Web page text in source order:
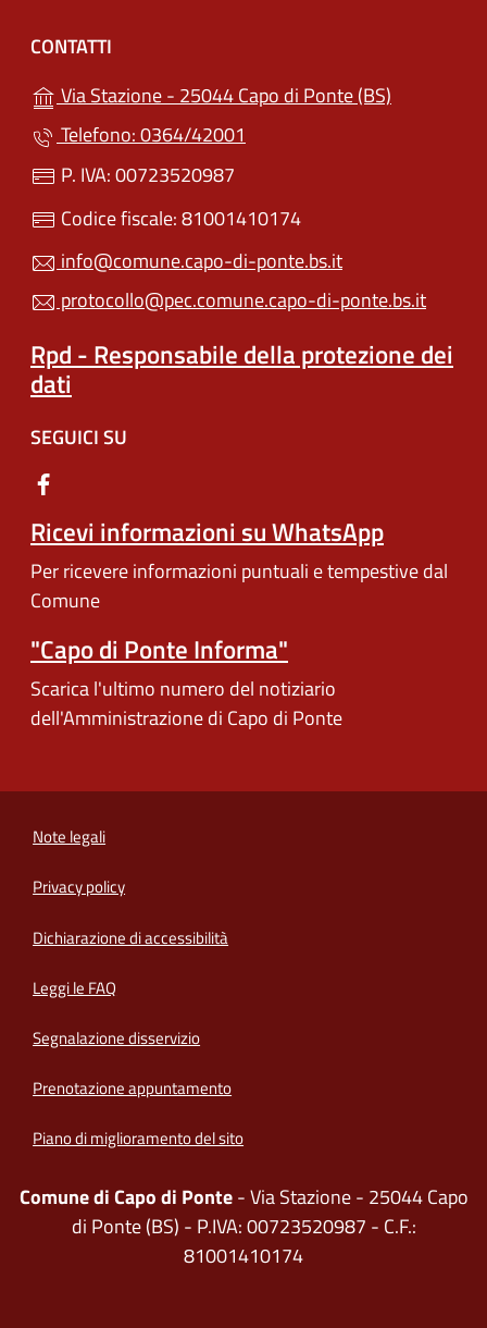
CONTATTI
Via Stazione - 25044 Capo di Ponte (BS)
Telefono: 0364/42001
P. IVA: 00723520987
Codice fiscale: 81001410174
info@comune.capo-di-ponte.bs.it
protocollo@pec.comune.capo-di-ponte.bs.it
Rpd - Responsabile della protezione dei
dati
SEGUICI SU
Ricevi informazioni su WhatsApp
Per ricevere informazioni puntuali e tempestive dal
Comune
"Capo di Ponte Informa"
Scarica l'ultimo numero del notiziario
dell'Amministrazione di Capo di Ponte
Note legali
Privacy policy
Dichiarazione di accessibilità
Leggi le FAQ
Segnalazione disservizio
Prenotazione appuntamento
Piano di miglioramento del sito
Comune di Capo di Ponte- Via Stazione - 25044 Capo
di Ponte (BS) - P.IVA: 00723520987 - C.F.:
81001410174